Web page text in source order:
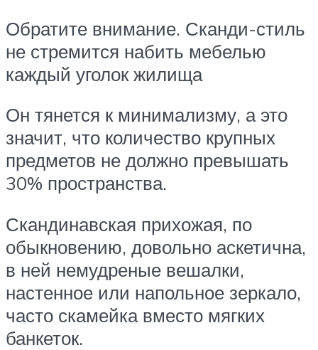
Обратите внимание. Сканди-стиль
не стремится набить мебелью
каждый уголок жилища
Он тянется к минимализму, а это
значит, что количество крупных
предметов не должно превышать
30% пространства.
Скандинавская прихожая, по
обыкновению, довольно аскетична,
в ней немудреные вешалки,
настенное или напольное зеркало,
часто скамейка вместо мягких
банкеток.